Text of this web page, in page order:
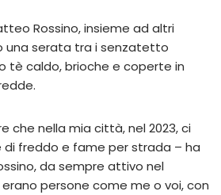
Rossino, insieme ad altri
una serata tra i senzatetto
tè caldo, brioche e coperte in
che nella mia città, nel 2023, ci
di freddo e fame per strada – ha
da sempre attivo nel
persone come me o voi, con